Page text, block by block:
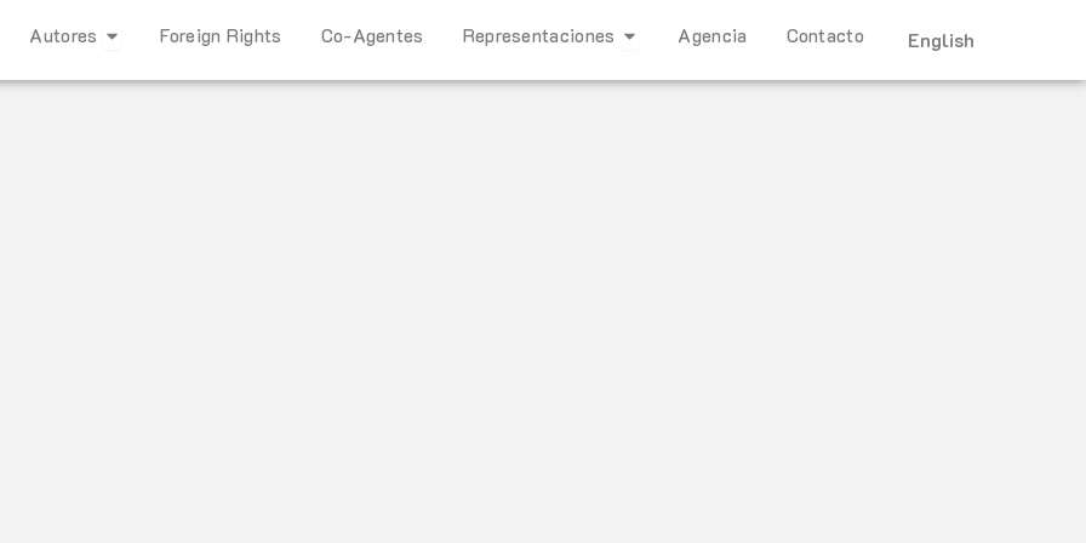
Autores Open Autores
Foreign Rights Co-Agentes Representaciones Open Representaciones
Agencia Contacto English